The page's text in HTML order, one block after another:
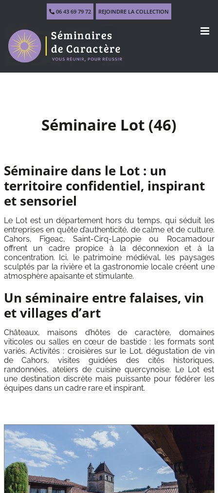
06 43 69 79 72 REJOINDRE LA COLLECTION
Séminaire Lot (46)
Séminaire dans le Lot : un
territoire confidentiel, inspirant
et sensoriel
Le Lot est un département hors du temps, qui séduit les
entreprises en quête d’authenticité, de calme et de culture.
Cahors, Figeac, Saint-Cirq-Lapopie ou Rocamadour
offrent un cadre propice à la déconnexion et à la
concentration. Ici, le patrimoine médiéval, les paysages
sculptés par la rivière et la gastronomie locale créent une
atmosphère apaisante et stimulante.
Un séminaire entre falaises, vin
et villages d’art
Châteaux, maisons d’hôtes de caractère, domaines
viticoles ou salles en cœur de bastide : les formats sont
variés. Activités : croisières sur le Lot, dégustation de vin
de Cahors, visites guidées des cités historiques,
randonnées, ateliers de cuisine quercynoise. Le Lot est
une destination discrète mais puissante pour fédérer les
équipes dans un cadre rare et inspirant.